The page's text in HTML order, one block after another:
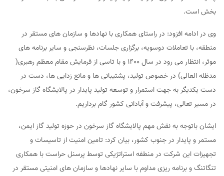
بخش است.
وی در ادامه افزود: در راستای همکاری با نهادها و سازمان های مستقر در
منطقه، با تعاملات دوسویه، برگزاری جلسات، نظرسنجی و سایر برنامه های
موثر، انتظار می رود در سال ۱۴۰۰ و با تاسی از فرمایش مقام معظم رهبری(
مدظله العالی) در خصوص تولید، پشتیبانی ها و مانع زدایی ها، دست در
دست یکدیگر به جهت استمرار و توسعه تولید پایدار در پالایشگاه گاز سرخون،
در مسیر تعالی، پیشرفت و آبادانی کشور گام برداریم.
ایشان باتوجه به نقش مهم پالایشگاه گاز سرخون در حوزه تولید گاز ایمن،
مستمر و پایدار در جنوب کشور، بیان کرد: تامین امنیت از تاسیسات و
تجهیزات این شرکت در منطفه استراتژیکی توسط پرسنل حراست با همکاری
تنگاتنگ و برنامه ریزی مداوم با سایر نهادها و سازمان های امنیتی مستقر در